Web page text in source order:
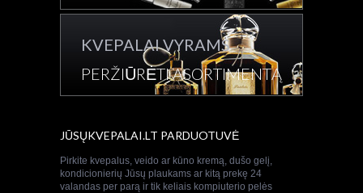
KVEPALAI VYRAMS
PERŽIŪRĖTI ASORTIMENTĄ
JŪSŲKVEPALAI.LT PARDUOTUVĖ
Pirkite kvepalus, veido ar kūno kremą, dušo gelį,
kondicionierių Jūsų plaukams ar kitą prekę 24
valandas per parą ir tik keliais kompiuterio pelės